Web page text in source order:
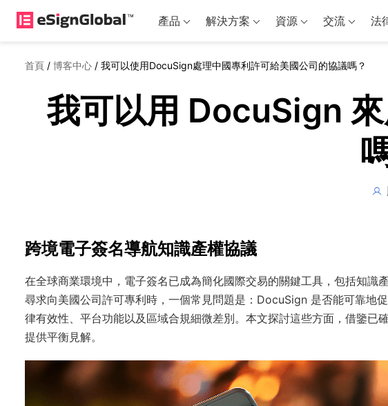
產品 解決方案 資源 交流 法
首頁 / 博客中心 / 我可以使用DocuSign處理中國專利許可給美國公司的協議嗎？
我可以用 DocuSign
跨境電子簽名導航知識產權協議
在全球商業環境中，電子簽名已成為簡化國際交易的關鍵工具，包括知識
尋求向美國公司許可專利時，一個常見問題是：DocuSign 是否能可靠地
律有效性、平台功能以及區域合規細微差別。本文探討這些方面，借鑒已
提供平衡見解。